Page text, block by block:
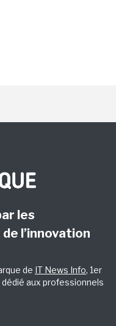
les
l’innovation
de IT News Info, 1er
aux professionnels